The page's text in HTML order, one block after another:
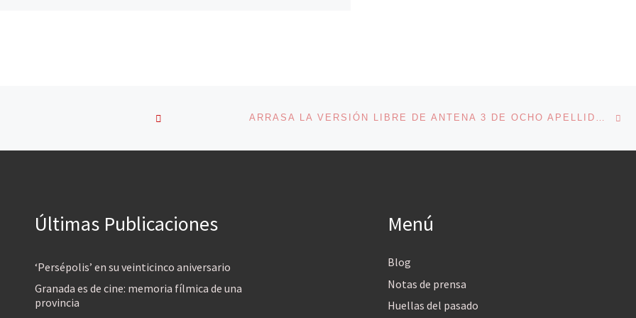
VOLVER A LA LISTA DE ENTRADAS ARRASA LA VERSIÓN LIBRE DE ANTENA 3 DE OCHO APELLIDOS VASCOS
Últimas Publicaciones
‘Persépolis’ en su veinticinco aniversario
Granada es de cine: memoria fílmica de una
provincia
Menú
Blog
Notas de prensa
Huellas del pasado